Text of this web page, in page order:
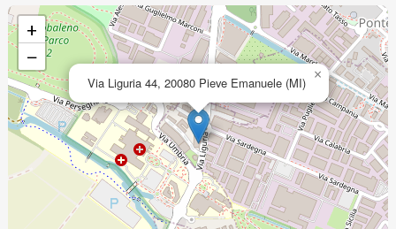
Via Liguria 44, 20080 Pieve Emanuele (MI) ×
+
−